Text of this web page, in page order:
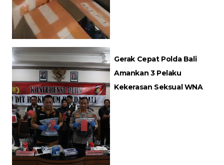
Gerak Cepat Polda Bali
Amankan 3 Pelaku
Kekerasan Seksual WNA